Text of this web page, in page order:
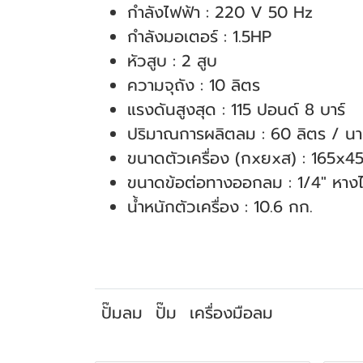
กำลังไฟฟ้า : 220 V 50 Hz
กำลังมอเตอร์ : 1.5HP
หัวสูบ : 2 สูบ
ความจุถัง : 10 ลิตร
แรงดันสูงสุด : 115 ปอนด์ 8 บาร์
ปริมาณการผลิตลม : 60 ลิตร / น
ขนาดตัวเครื่อง (กxยxส) :
ขนาดข้อต่อทางออกลม : 1/4" หาง
น้ำหนักตัวเครื่อง : 10.6 กก.
ปั๊มลม ปั๊ม เครื่องมือลม